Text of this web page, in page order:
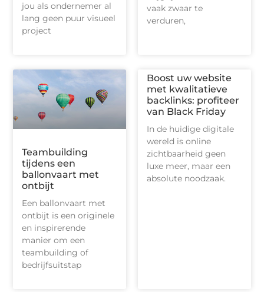
jou als ondernemer al
lang geen puur visueel
project
vaak zwaar te
verduren,
Teambuilding
tijdens een
ballonvaart met
ontbijt
Een ballonvaart met
ontbijt is een originele
en inspirerende
manier om een
teambuilding of
bedrijfsuitstap
Boost uw website
met kwalitatieve
backlinks: profiteer
van Black Friday
In de huidige digitale
wereld is online
zichtbaarheid geen
luxe meer, maar een
absolute noodzaak.